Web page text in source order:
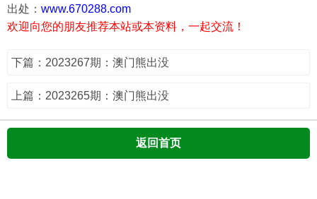
出处： www.670288.com
欢迎向您的朋友推荐本站或本资料，一起交流！
下篇：2023267期：澳门熊出没
上篇：2023265期：澳门熊出没
返回首页